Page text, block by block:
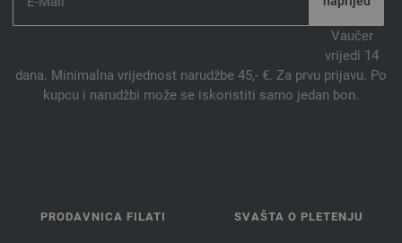
Vaučer
vrijedi 14
dana. Minimalna vrijednost narudžbe 45,- €. Za prvu prijavu. Po
kupcu i narudžbi može se iskoristiti samo jedan bon.
PRODAVNICA FILATI SVAŠTA O PLETENJU